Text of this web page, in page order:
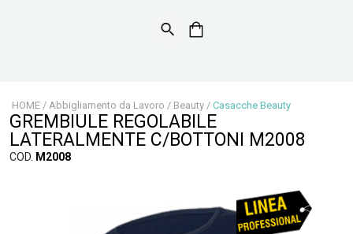
HOME / Abbigliamento da Lavoro / Beauty / Casacche Beauty
GREMBIULE REGOLABILE
LATERALMENTE C/BOTTONI M2008
COD. M2008